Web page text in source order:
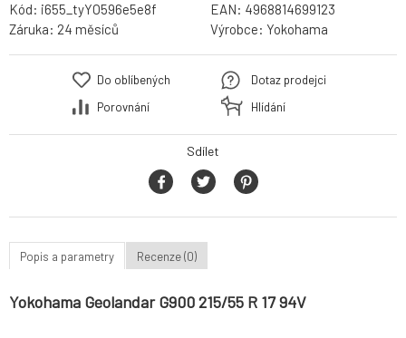
Kód: i655_tyYO596e5e8f EAN: 4968814699123
Záruka: 24 měsíců Výrobce: Yokohama
Do oblíbených
Porovnání
Dotaz prodejci
Hlídání
Sdílet
Popis a parametry Recenze (0)
Yokohama Geolandar G900 215/55 R 17 94V